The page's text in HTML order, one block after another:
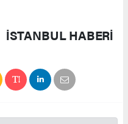
İSTANBUL HABERİ